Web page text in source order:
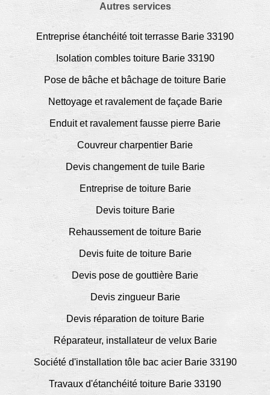
Autres services
Entreprise étanchéité toit terrasse Barie 33190
Isolation combles toiture Barie 33190
Pose de bâche et bâchage de toiture Barie
Nettoyage et ravalement de façade Barie
Enduit et ravalement fausse pierre Barie
Couvreur charpentier Barie
Devis changement de tuile Barie
Entreprise de toiture Barie
Devis toiture Barie
Rehaussement de toiture Barie
Devis fuite de toiture Barie
Devis pose de gouttière Barie
Devis zingueur Barie
Devis réparation de toiture Barie
Réparateur, installateur de velux Barie
Société d'installation tôle bac acier Barie 33190
Travaux d'étanchéité toiture Barie 33190